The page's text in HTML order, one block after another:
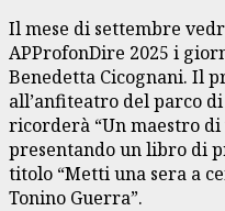
Il mese di settembre
APProfonDire 2025 i
Benedetta Cicognani. Il
all’anfiteatro del parco
ricorderà “Un maestro
presentando un libro di
titolo “Metti una sera a
Tonino Guerra”.